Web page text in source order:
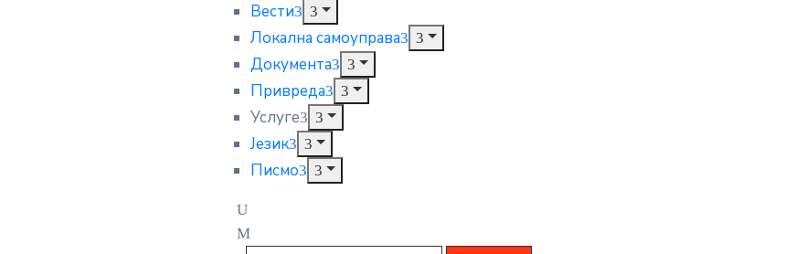
Вести
Локална самоуправа
Документа
Привреда
Услуге
Језик
Писмо